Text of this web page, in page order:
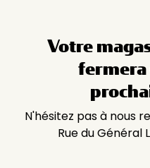
Votre
fermera
N'hésitez pas à nous
Rue du Général